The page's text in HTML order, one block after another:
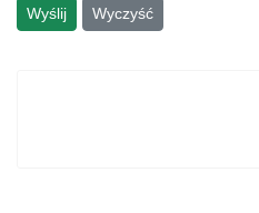
Wyślij Wyczyść